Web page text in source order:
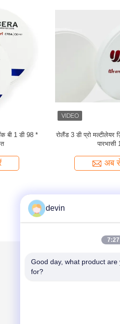
B1 B2 B3 रंग
बी 2 डी 98 * 25 मिमी 3
अत्यधिक
अब
हमें मेल करें
devin
7:27
Good day, what product are
for?